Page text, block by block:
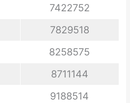
7422752
7829518
8258575
8711144
9188514